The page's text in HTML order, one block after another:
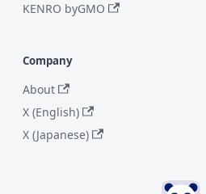
KENRO byGMO
Company
About
X (English)
X (Japanese)